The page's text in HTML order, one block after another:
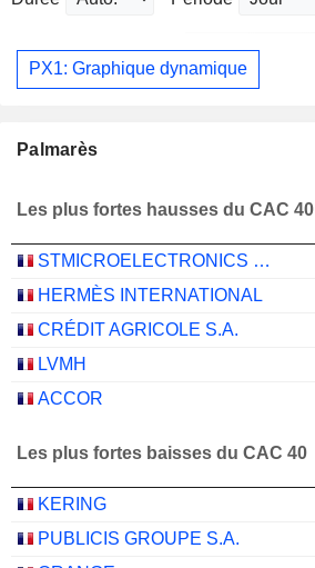
PX1: Graphique dynamique
Palmarès
Les plus fortes hausses du CAC 40
STMICROELECTRONICS N.V.
HERMÈS INTERNATIONAL
CRÉDIT AGRICOLE S.A.
LVMH
ACCOR
Les plus fortes baisses du CAC 40
KERING
PUBLICIS GROUPE S.A.